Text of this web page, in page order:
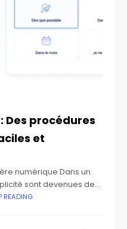
Des procédures
et
numérique Dans un
sont devenues des
juridique a
READING